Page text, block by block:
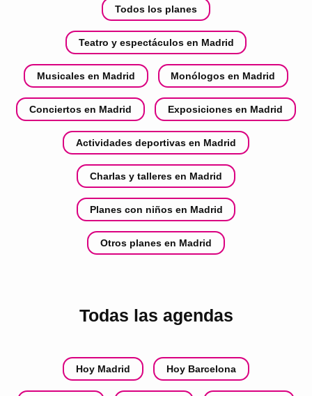
Todos los planes
Teatro y espectáculos en Madrid
Musicales en Madrid Monólogos en Madrid
Conciertos en Madrid Exposiciones en Madrid
Actividades deportivas en Madrid
Charlas y talleres en Madrid
Planes con niños en Madrid
Otros planes en Madrid
Todas las agendas
Hoy Madrid Hoy Barcelona